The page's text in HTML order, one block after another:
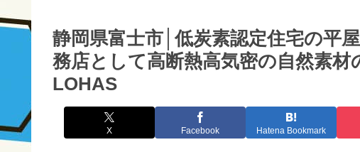
静岡県富士市│低炭素認定住宅の平
務店として高断熱高気密の自然素
LOHAS
X Facebook Hatena Bookmark